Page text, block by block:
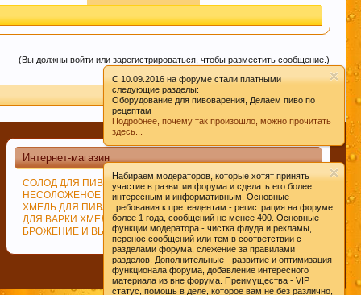
чате этот момент, Вам будут предложены
уже поднимался на обсуждение.
датами, просьба не принимать советы,
неверность таких методов делают все по
переспрашивайте!
слова. Данная функция позволяет
так же помочь и по возможности
форума.
(все разделы форума кроме "флэйм, флуд, оффтопик")
C 10.09.2016 на форуме стали платными
следующие разделы:
Оборудование для пивоварения, Делаем пиво по
рецептам
Подробнее, почему так произошло, можно прочитать
здесь...
Набираем модераторов, которые хотят принять
участие в развитии форума и сделать его более
интересным и информативным. Основные
требования к претендентам - регистрация на форуме
более 1 года, сообщений не менее 400. Основные
функции модератора - чистка флуда и рекламы,
перенос сообщений или тем в соответствии с
разделами форума, слежение за правилами
разделов. Дополнительные - развитие и оптимизация
функционала форума, добавление интересного
материала из вне форума. Преимущества - VIP
статус, помощь в деле, которое вам не без различно,
(Вы должны войти или зарегистрироваться, чтобы разместить сообщение.)
Интернет-магазин
СОЛОД ДЛЯ ПИВОВАРЕНИЯ
НЕСОЛОЖЕНОЕ СЫРЬЁ
ХМЕЛЬ ДЛЯ ПИВА
ДЛЯ ВАРКИ ХМЕЛЯ
ДРОЖЖИ ПИВОВАРЕННЫЕ
СПЕЦИИ
ИЗМЕЛЬЧЕНИЕ СОЛОДА
ВАРКА СУСЛА
БРОЖЕНИЕ И ВЫДЕРЖКА ПИВА
Помощь Главная